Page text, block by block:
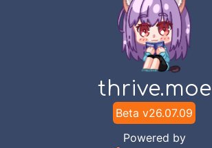
thrive.moe
Beta v26.07.09
Powered by